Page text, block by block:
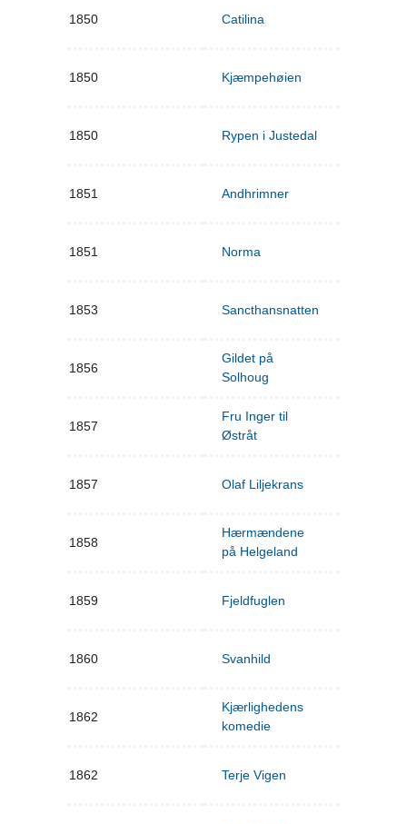
1850 Catilina
1850 Kjæmpehøien
1850 Rypen i Justedal
1851 Andhrimner
1851 Norma
1853 Sancthansnatten
1856
Gildet på
Solhoug
1857
Fru Inger til
Østråt
1857 Olaf Liljekrans
1858
Hærmændene
på Helgeland
1859 Fjeldfuglen
1860 Svanhild
1862
Kjærlighedens
komedie
1862 Terje Vigen